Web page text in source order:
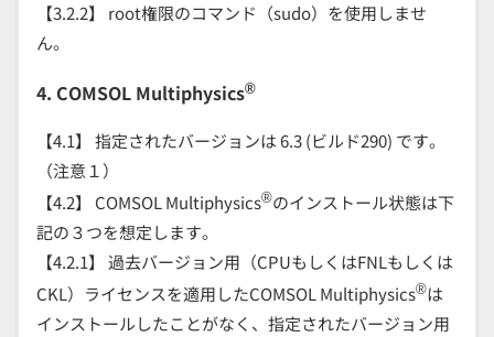
【3.2.2】 root権限のコマンド（sudo）を使用しませ
ん。
4. COMSOL Multiphysics®
【4.1】 指定されたバージョンは 6.3 (ビルド290) です。
（注意１）
【4.2】 COMSOL Multiphysics®のインストール状態は下
記の３つを想定します。
【4.2.1】 過去バージョン用（CPUもしくはFNLもしくは
CKL）ライセンスを適用したCOMSOL Multiphysics®は
インストールしたことがなく、指定されたバージョン用